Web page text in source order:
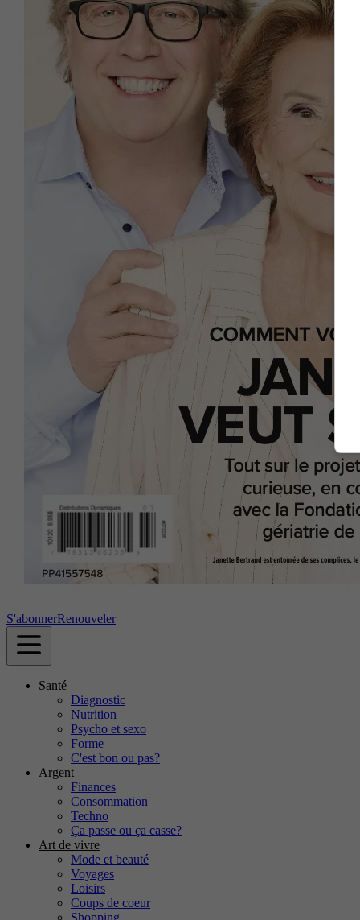
S'abonnerRenouveler
Santé
Diagnostic
Nutrition
Psycho et sexo
Forme
C'est bon ou pas?
Argent
Finances
Consommation
Techno
Ça passe ou ça casse?
Art de vivre
Mode et beauté
Voyages
Loisirs
Coups de coeur
Shopping